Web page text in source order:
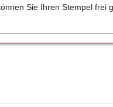
Sie Ihren Stempel frei